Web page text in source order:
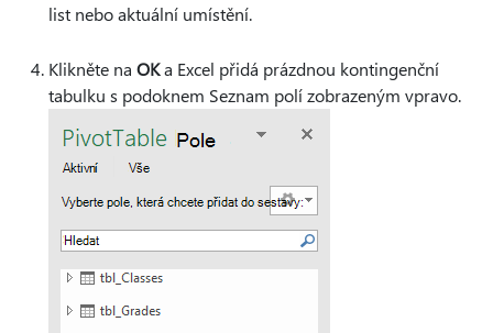
list nebo aktuální umístění.
Klikněte na OKa Excel přidá prázdnou kontingenční
tabulku s podoknem Seznam polí zobrazeným vpravo.